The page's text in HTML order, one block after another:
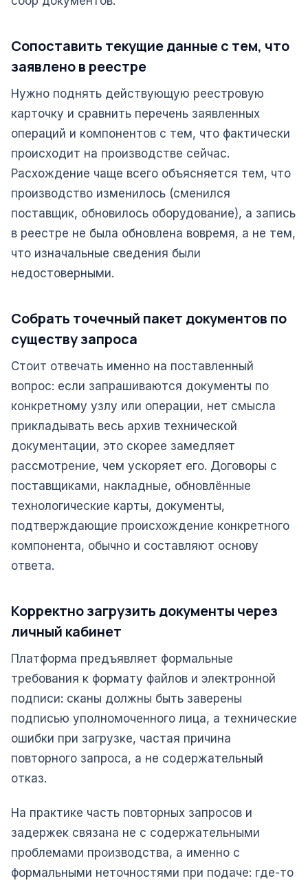
Сопоставить текущие данные с тем, что
заявлено в реестре
Нужно поднять действующую реестровую
карточку и сравнить перечень заявленных
операций и компонентов с тем, что фактически
происходит на производстве сейчас.
Расхождение чаще всего объясняется тем, что
производство изменилось (сменился
поставщик, обновилось оборудование), а запись
в реестре не была обновлена вовремя, а не тем,
что изначальные сведения были
недостоверными.
Собрать точечный пакет документов по
существу запроса
Стоит отвечать именно на поставленный
вопрос: если запрашиваются документы по
конкретному узлу или операции, нет смысла
прикладывать весь архив технической
документации, это скорее замедляет
рассмотрение, чем ускоряет его. Договоры с
поставщиками, накладные, обновлённые
технологические карты, документы,
подтверждающие происхождение конкретного
компонента, обычно и составляют основу
ответа.
Корректно загрузить документы через
личный кабинет
Платформа предъявляет формальные
требования к формату файлов и электронной
подписи: сканы должны быть заверены
подписью уполномоченного лица, а технические
ошибки при загрузке, частая причина
повторного запроса, а не содержательный
отказ.
На практике часть повторных запросов и
задержек связана не с содержательными
проблемами производства, а именно с
формальными неточностями при подаче: где-то